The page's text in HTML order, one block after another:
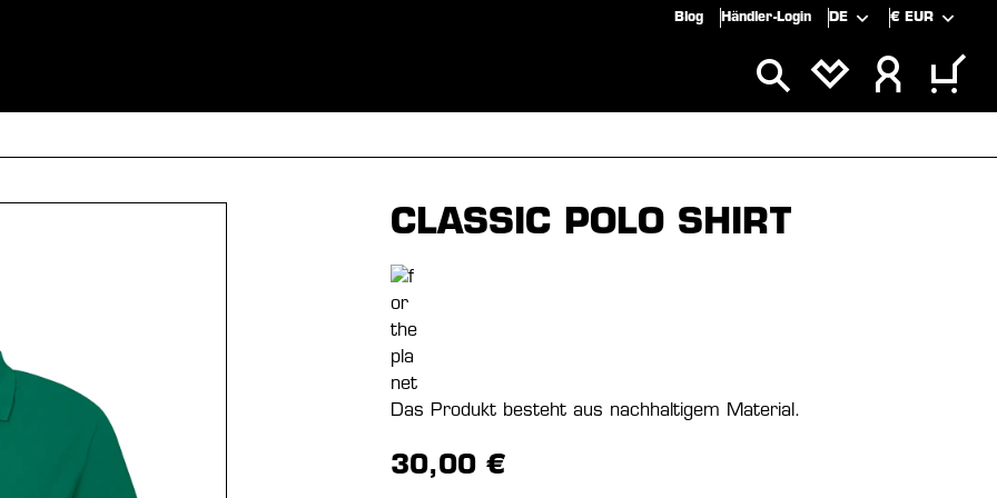
Blog Händler-Login DE € EUR
CLASSIC POLO SHIRT
Das Produkt besteht aus nachhaltigem Material.
30,00 €